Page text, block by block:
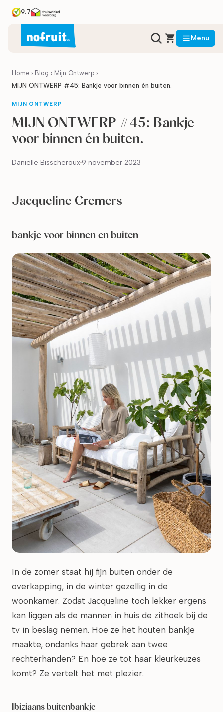
9.7
Menu
Home › Blog › Mijn Ontwerp ›
MIJN ONTWERP #45: Bankje voor binnen én buiten.
MIJN ONTWERP
MIJN ONTWERP #45: Bankje
voor binnen én buiten.
Danielle Bisscheroux 9 november 2023
Jacqueline Cremers
bankje voor binnen en buiten
In de zomer staat hij fijn buiten onder de
overkapping, in de winter gezellig in de
woonkamer. Zodat Jacqueline toch lekker ergens
kan liggen als de mannen in huis de zithoek bij de
tv in beslag nemen. Hoe ze het houten bankje
maakte, ondanks haar gebrek aan twee
rechterhanden? En hoe ze tot haar kleurkeuzes
komt? Ze vertelt het met plezier.
Ibiziaans buitenbankje